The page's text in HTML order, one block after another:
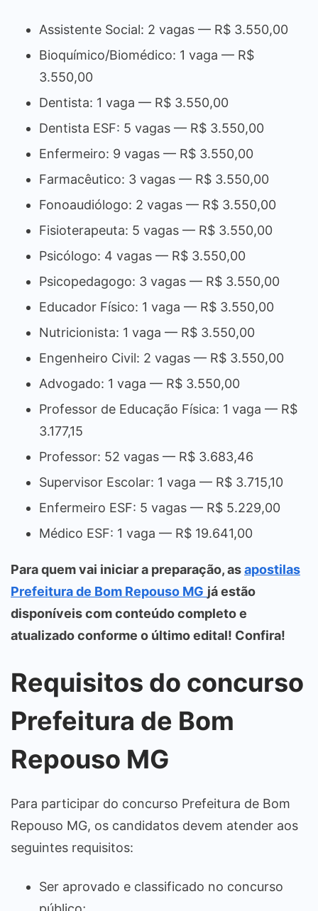
Assistente Social: 2 vagas — R$ 3.550,00
Bioquímico/Biomédico: 1 vaga — R$
3.550,00
Dentista: 1 vaga — R$ 3.550,00
Dentista ESF: 5 vagas — R$ 3.550,00
Enfermeiro: 9 vagas — R$ 3.550,00
Farmacêutico: 3 vagas — R$ 3.550,00
Fonoaudiólogo: 2 vagas — R$ 3.550,00
Fisioterapeuta: 5 vagas — R$ 3.550,00
Psicólogo: 4 vagas — R$ 3.550,00
Psicopedagogo: 3 vagas — R$ 3.550,00
Educador Físico: 1 vaga — R$ 3.550,00
Nutricionista: 1 vaga — R$ 3.550,00
Engenheiro Civil: 2 vagas — R$ 3.550,00
Advogado: 1 vaga — R$ 3.550,00
Professor de Educação Física: 1 vaga — R$
3.177,15
Professor: 52 vagas — R$ 3.683,46
Supervisor Escolar: 1 vaga — R$ 3.715,10
Enfermeiro ESF: 5 vagas — R$ 5.229,00
Médico ESF: 1 vaga — R$ 19.641,00
Para quem vai iniciar a preparação, asapostilas
Prefeitura de Bom Repouso MG já estão
disponíveis com conteúdo completo e
atualizado conforme o último edital! Confira!
Requisitos do concurso
Prefeitura de Bom
Repouso MG
Para participar do concurso Prefeitura de Bom
Repouso MG, os candidatos devem atender aos
seguintes requisitos:
Ser aprovado e classificado no concurso